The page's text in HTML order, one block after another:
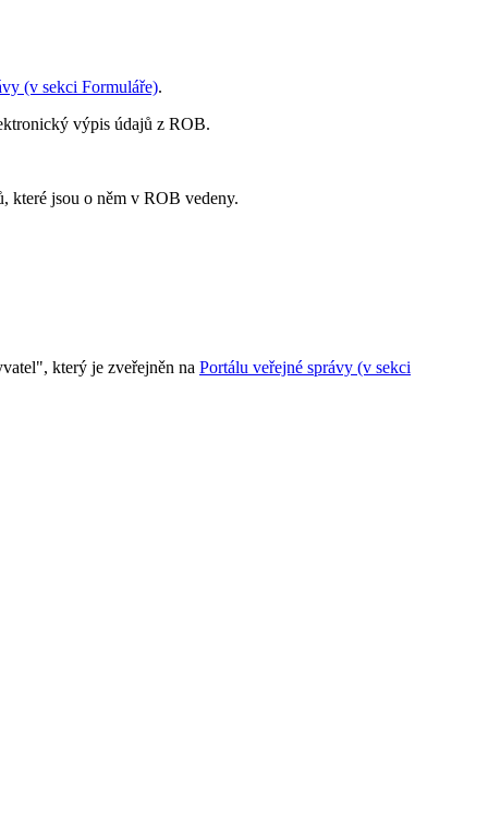
(v sekci Formuláře).
výpis údajů z ROB.
které jsou o něm v ROB vedeny.
který je zveřejněn na Portálu veřejné správy (v sekci